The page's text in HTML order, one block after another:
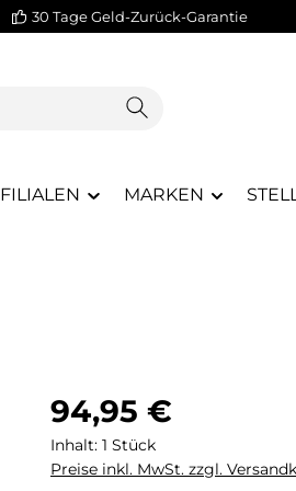
30 Tage Geld-Zurück-Garantie
FILIALEN MARKEN
Regulärer Preis:
94,95 €
Inhalt: 1 Stück
Preise inkl. MwSt. zzgl.